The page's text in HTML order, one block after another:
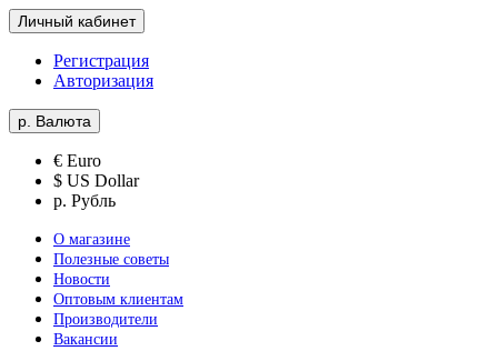
Личный кабинет
Регистрация
Авторизация
р. Валюта
€ Euro
$ US Dollar
р. Рубль
О магазине
Полезные советы
Новости
Оптовым клиентам
Производители
Вакансии